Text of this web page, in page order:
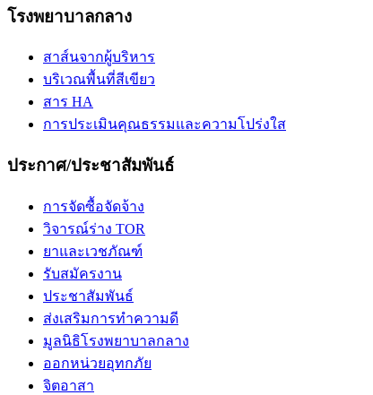
โรงพยาบาลกลาง
สาส์นจากผู้บริหาร
บริเวณพื้นที่สีเขียว
สาร HA
การประเมินคุณธรรมและความโปร่งใส
ประกาศ/ประชาสัมพันธ์
การจัดซื้อจัดจ้าง
วิจารณ์ร่าง TOR
ยาและเวชภัณฑ์
รับสมัครงาน
ประชาสัมพันธ์
ส่งเสริมการทำความดี
มูลนิธิโรงพยาบาลกลาง
ออกหน่วยอุทกภัย
จิตอาสา